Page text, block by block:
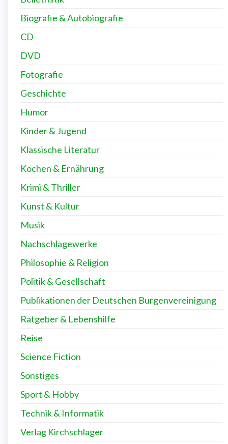
Biografie & Autobiografie
CD
DVD
Fotografie
Geschichte
Humor
Kinder & Jugend
Klassische Literatur
Kochen & Ernährung
Krimi & Thriller
Kunst & Kultur
Musik
Nachschlagewerke
Philosophie & Religion
Politik & Gesellschaft
Publikationen der Deutschen Burgenvereinigung
Ratgeber & Lebenshilfe
Reise
Science Fiction
Sonstiges
Sport & Hobby
Technik & Informatik
Verlag Kirchschlager